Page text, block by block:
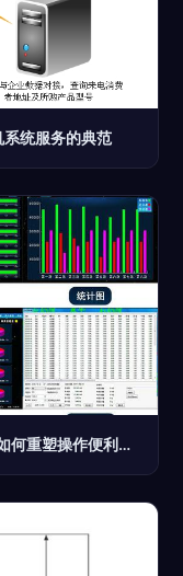
统服务的典范
智能工厂的神经中枢 SCADA系统如何重塑操作便利性与计算机服务体系